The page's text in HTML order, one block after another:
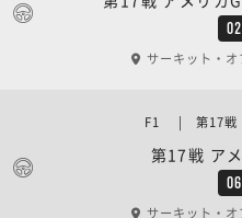
サーキット・
第17戦 ア
F1 | 第17戦
サーキット・